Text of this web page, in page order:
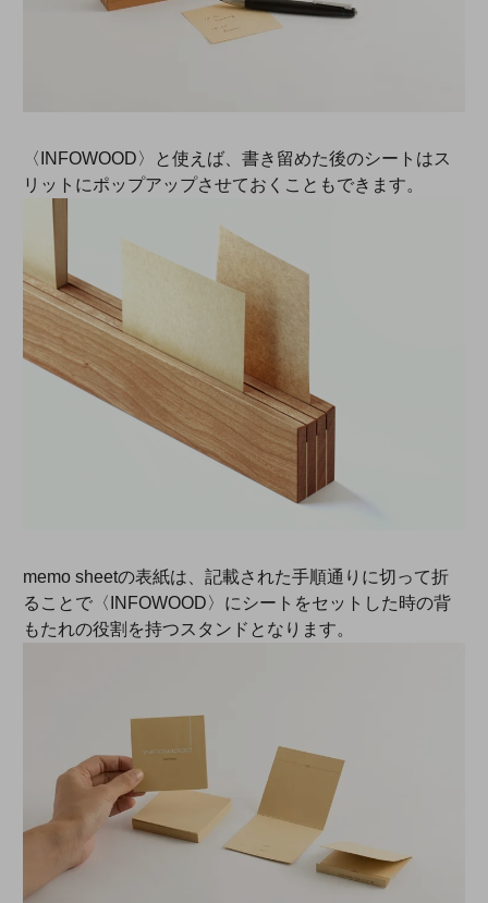
〈INFOWOOD〉と使えば、書き留めた後のシートはス
リットにポップアップさせておくこともできます。
memo sheetの表紙は、記載された手順通りに切って折
ることで〈INFOWOOD〉にシートをセットした時の背
もたれの役割を持つスタンドとなります。